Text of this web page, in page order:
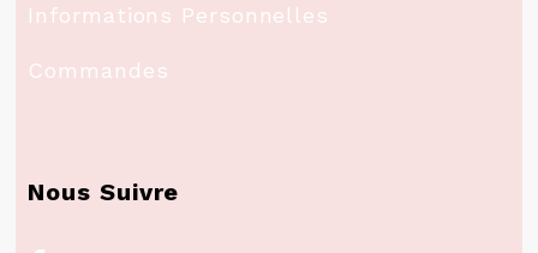
Informations Personnelles
Commandes
Nous Suivre